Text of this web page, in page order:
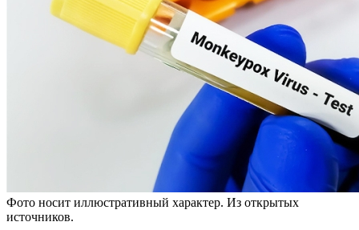
Фото носит иллюстративный характер. Из открытых
источников.